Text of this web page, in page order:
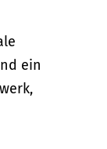
ein